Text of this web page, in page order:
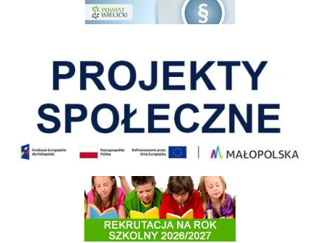
Informacja o terminach rekrutacji na rok szkolny 2026/2027